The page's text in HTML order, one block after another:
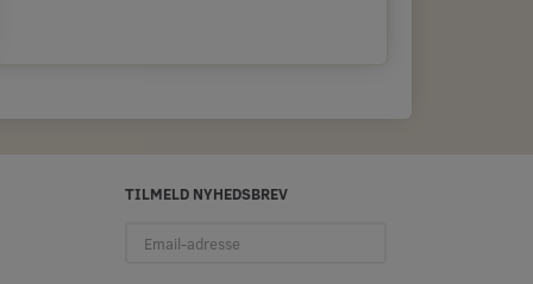
TILMELD NYHEDSBREV
adresse